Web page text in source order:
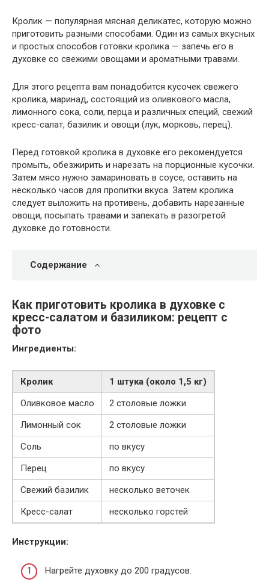
Кролик — популярная мясная деликатес, которую можно
приготовить разными способами. Один из самых вкусных
и простых способов готовки кролика — запечь его в
духовке со свежими овощами и ароматными травами.
Для этого рецепта вам понадобится кусочек свежего
кролика, маринад, состоящий из оливкового масла,
лимонного сока, соли, перца и различных специй, свежий
кресс-салат, базилик и овощи (лук, морковь, перец).
Перед готовкой кролика в духовке его рекомендуется
промыть, обезжирить и нарезать на порционные кусочки.
Затем мясо нужно замариновать в соусе, оставить на
несколько часов для пропитки вкуса. Затем кролика
следует выложить на противень, добавить нарезанные
овощи, посыпать травами и запекать в разогретой
духовке до готовности.
Содержание
Как приготовить кролика в духовке с
кресс-салатом и базиликом: рецепт с
фото
Ингредиенты:
Кролик
1 штука (около 1,5 кг)
Оливковое масло
2 столовые ложки
Лимонный сок
2 столовые ложки
Соль
по вкусу
Перец
по вкусу
Свежий базилик
несколько веточек
Кресс-салат
несколько горстей
Инструкции:
Нагрейте духовку до 200 градусов.